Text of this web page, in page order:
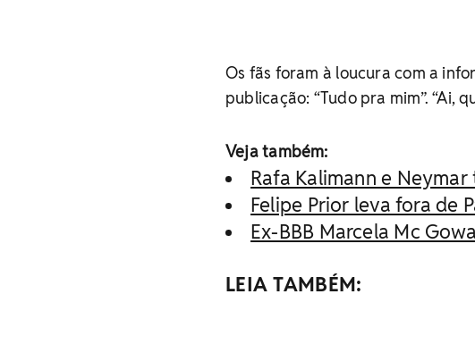
Os fãs foram à loucura com a
publicação: “Tudo pra mim”. “Ai,
Veja também:
Rafa Kalimann e
Felipe Prior leva fora de
Ex-BBB Marcela Mc
LEIA TAMBÉM: